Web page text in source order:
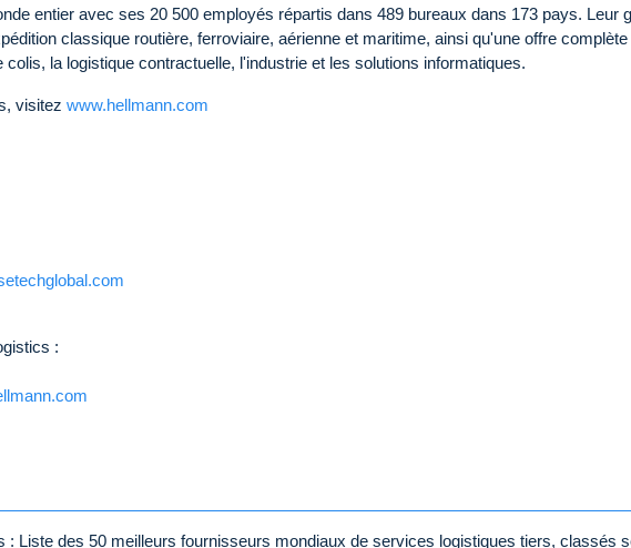
entier avec ses 20 500 employés répartis dans 489 bureaux dans 173 pays. Leur
classique routière, ferroviaire, aérienne et maritime, ainsi qu'une offre complète
la logistique contractuelle, l'industrie et les solutions informatiques.
visitez www.hellmann.com
:
: Liste des 50 meilleurs fournisseurs mondiaux de services logistiques tiers, classés